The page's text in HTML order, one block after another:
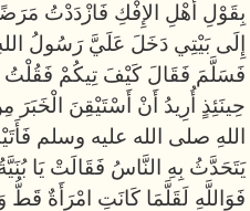
بِقَوْلِ أَهْلِ الإِفْكِ فَازْدَدْتُ
إِلَى بَيْتِي دَخَلَ عَلَيَّ رَسُولُ
فَسَلَّمَ فَقَالَ كَيْفَ تِيكُمْ فَقُلْتُ
حِينَئِذٍ أُرِيدُ أَنْ أَسْتَيْقِنَ
اللهِ صلى الله عليه وسلم
يَتَحَدَّثُ بِهِ النَّاسُ فَقَالَتْ يَا
فَوَاللَّهِ لَقَلَّمَا كَانَتِ امْرَأَةٌ قَطُّ